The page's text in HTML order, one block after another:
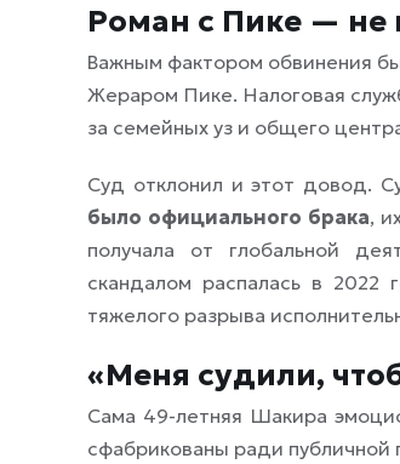
Роман с Пике — не
Важным фактором обвинения
Жераром Пике. Налоговая
за семейных уз и общего
Суд отклонил и этот довод.
было официального брака,
получала от глобальной
скандалом распалась в 2022
тяжелого разрыва
«Меня судили,
Сама 49-летняя Шакира
сфабрикованы ради публичной